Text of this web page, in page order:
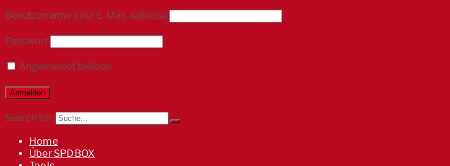
Benutzername oder E-Mail-Adresse
Passwort
Angemeldet bleiben
Search for:
Home
Über SPDBOX